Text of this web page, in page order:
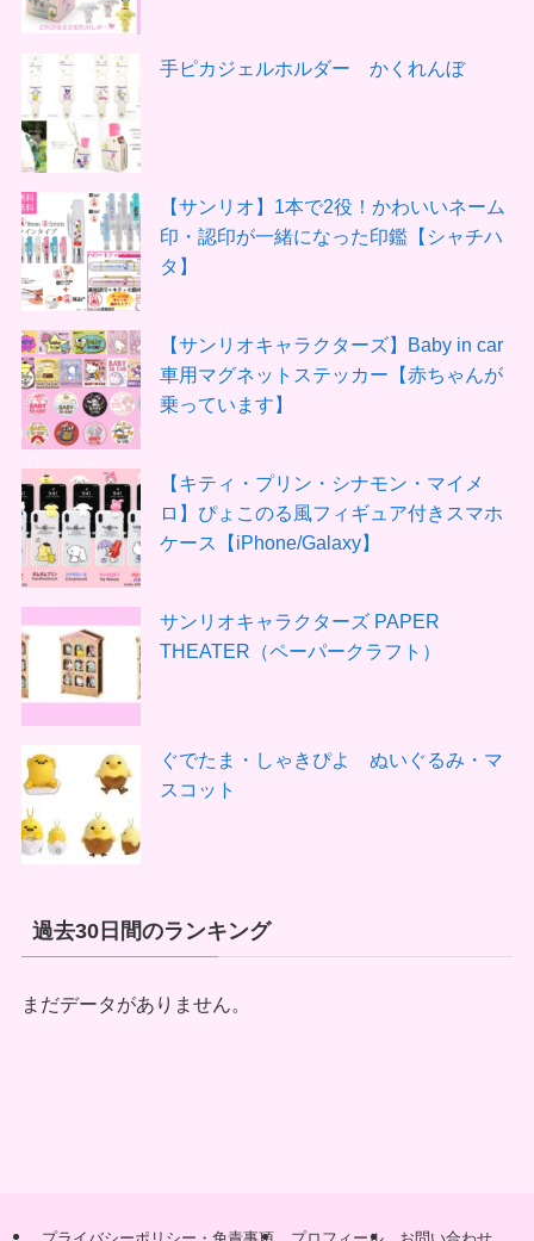
手ピカジェルホルダー かくれんぼ
【サンリオ】1本で2役！かわいいネーム
印・認印が一緒になった印鑑【シャチハ
タ】
【サンリオキャラクターズ】Baby in car
車用マグネットステッカー【赤ちゃんが
乗っています】
【キティ・プリン・シナモン・マイメ
ロ】ぴょこのる風フィギュア付きスマホ
ケース【iPhone/Galaxy】
サンリオキャラクターズ PAPER
THEATER（ペーパークラフト）
ぐでたま・しゃきぴよ ぬいぐるみ・マ
スコット
過去30日間のランキング
まだデータがありません。